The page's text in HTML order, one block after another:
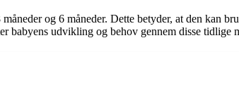
og 6 måneder. Dette betyder, at den kan
babyens udvikling og behov gennem disse tidlige